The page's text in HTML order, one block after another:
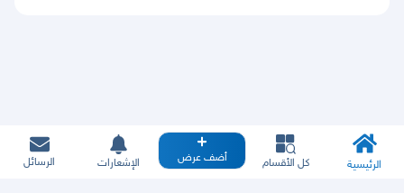
الرئيسية كل الأقسام أضف عرض الإشعارات الرسائل